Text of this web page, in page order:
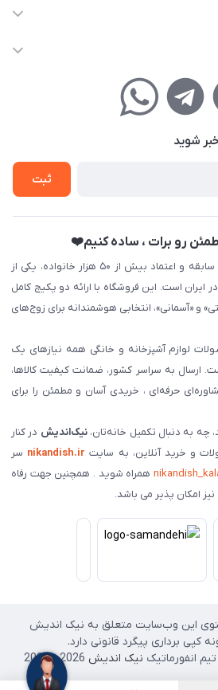
شوید
ثبت
رو برات ، ساده کنیم❤️
با سال‌ها سابقه و اعتماد بیش از ۵۰ هزار خانواده، یکی از
ایران است. این فروشگاه با ارائه دو پکیج کامل
و «آسمانی»، انتخابی هوشمندانه برای زوج‌های
لوازم آشپزخانه و خانگی همه نیازهای یک
ارسال به سراسر کشور، ضمانت کیفیت کالاها،
حرفه‌ای ، خریدی آسان و مطمئن را برای
چه به دنبال تکمیل خانه‌تان،نیک‌اندیش در کنار
و خرید آنلاین، به سایت nikandish.ir سر
همراه شوید . همچنین جهت رفاه
امکان پذیر می باشد.
این وب‌سایت متعلق به نیک اندیش
کپی برداری پیگرد قانونی دارد.
انفورماتیک نیک اندیش 2026 - 2025